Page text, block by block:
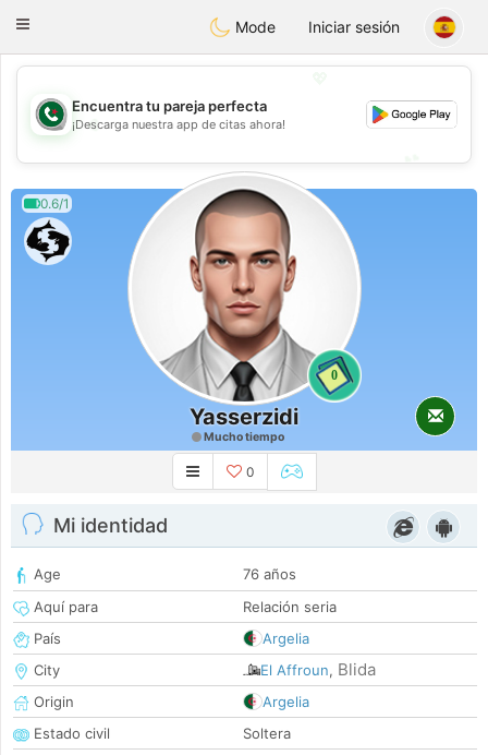
Weshrak
Toggle
Mode Iniciar sesión
💖
💕
Encuentra tu pareja perfecta
¡Descarga nuestra app de citas ahora!
0.6/1
0
Yasserzidi
Mucho tiempo
0
Mi identidad
Age
76 años
Aquí para
Relación seria
País
Argelia
City
El Affroun, Blida
Origin
Argelia
Estado civil
Soltera